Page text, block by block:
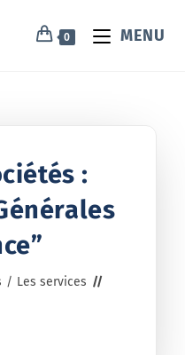
0 MENU
:
/ Les services